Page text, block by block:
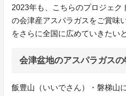
2023年も、こちらのプロジェク
の会津産アスパラガスをご賞味
をさらに全国に広めていきたい
会津盆地のアスパラガスの
飯豊山（いいでさん）・磐梯山